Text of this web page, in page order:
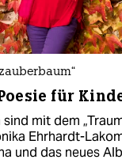
für
mit dem
Ehrhardt-
und das neues